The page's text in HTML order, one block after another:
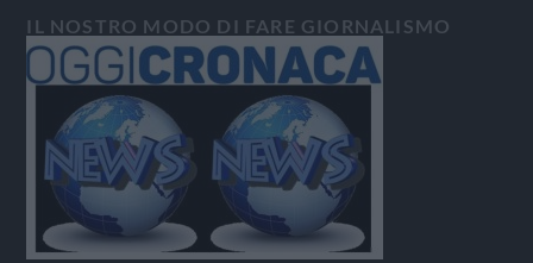
IL NOSTRO MODO DI FARE GIORNALISMO